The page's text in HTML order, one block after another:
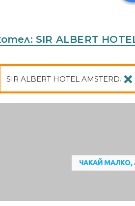
SIR ALBERT
ЧАКАЙ